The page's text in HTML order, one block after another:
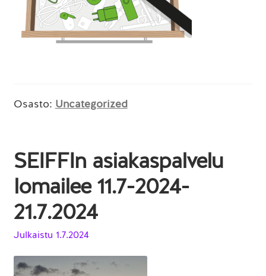
Osasto: Uncategorized
SEIFFIn asiakaspalvelu
lomailee 11.7-2024-
21.7.2024
Julkaistu 1.7.2024